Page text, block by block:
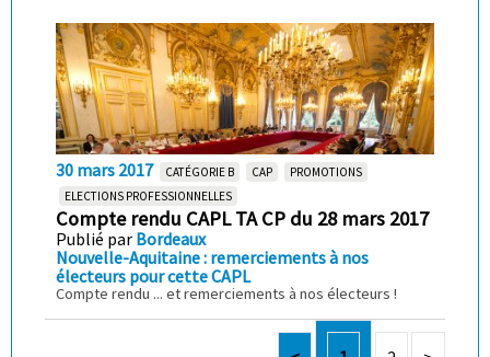
30 mars 2017 CATÉGORIE B CAP
PROMOTIONS
ELECTIONS PROFESSIONNELLES
Compte rendu CAPL TA CP du 28 mars 2017
Publié par Bordeaux
Nouvelle-Aquitaine : remerciements à nos
électeurs pour cette CAPL
Compte rendu ... et remerciements à nos électeurs !